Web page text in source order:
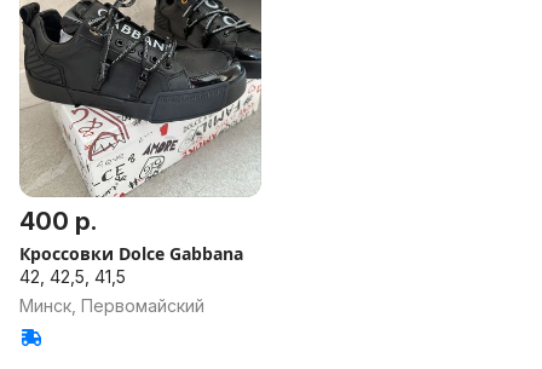
400 р.
Кроссовки Dolce Gabbana
42, 42,5, 41,5
Минск, Первомайский